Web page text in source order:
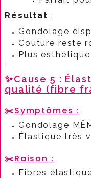
Résultat :​
Gondolage
Couture reste
Plus esthétique
✨Cause 5 :
qualité (fibre
✂️Symptômes :
Gondolage
Élastique très
✂️Raison :
Fibres